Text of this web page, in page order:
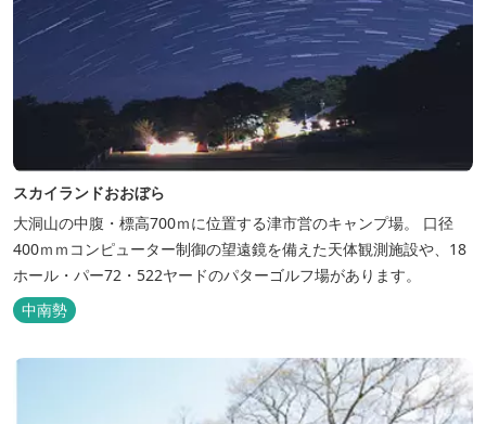
スカイランドおおぼら
大洞山の中腹・標高700ｍに位置する津市営のキャンプ場。 口径
400ｍｍコンピューター制御の望遠鏡を備えた天体観測施設や、18
ホール・パー72・522ヤードのパターゴルフ場があります。
中南勢